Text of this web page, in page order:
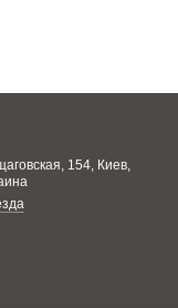
154, Киев,